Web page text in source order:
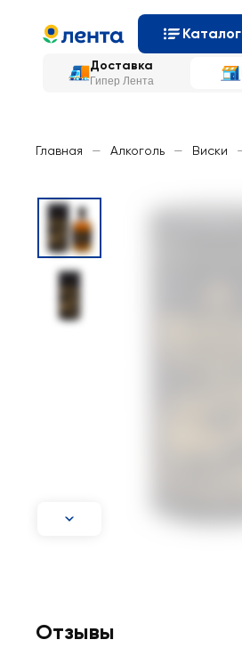
Каталог
Доставка
Гипер Лента
Главная — Алкоголь — Виски
Отзывы